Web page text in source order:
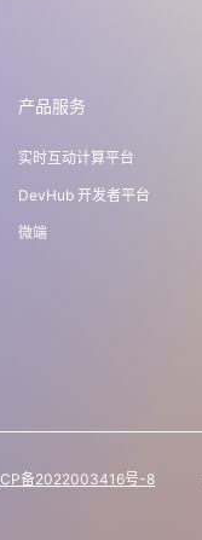
产品服务
实时互动计算平台
DevHub 开发者平台
微端
备2022003416号-8